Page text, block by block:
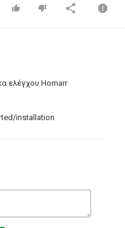
ελέγχου Homarr
installation